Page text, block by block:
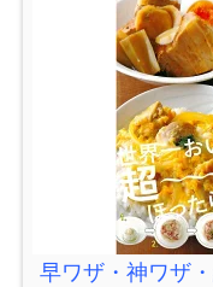
早ワザ・神ワザ